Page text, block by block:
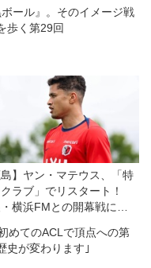
ール』。そのイメージ戦
歩く第29回
島】ヤン・マテウス、「特
ラブ」でリスタート！
横浜FMとの開幕戦に向
利を求めたい！」
めてのACLで頂点への第
史が変わります｣